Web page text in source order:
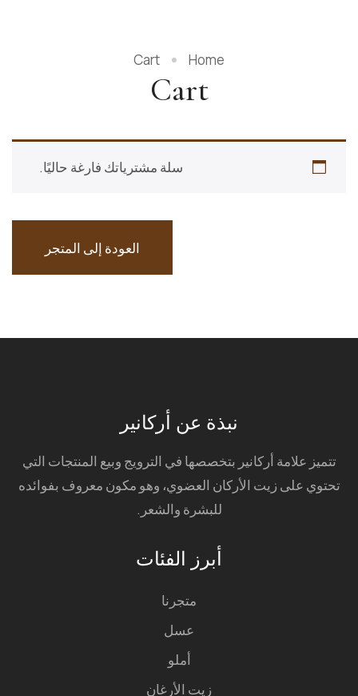
Home
Cart
Cart
سلة مشترياتك فارغة حاليًا.
العودة إلى المتجر
نبذة عن أركانير
تتميز علامة أركانير بتخصصها في الترويج وبيع المنتجات التي
تحتوي على زيت الأركان العضوي، وهو مكون معروف بفوائده
للبشرة والشعر.
أبرز الفئات
متجرنا
عسل
أملو
زيت الأرغان